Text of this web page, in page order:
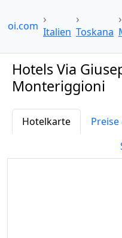
Italien Toskana
Hotels Via
Monteriggioni
Hotelkarte